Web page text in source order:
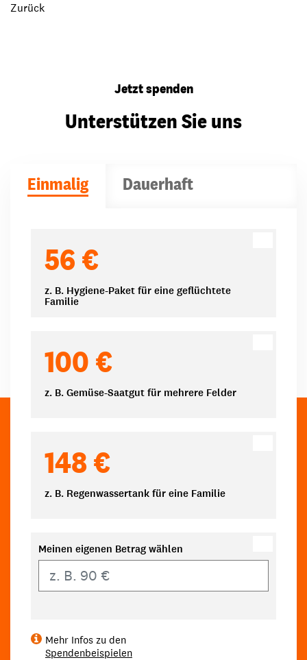
Zurück
Jetzt spenden
Unterstützen Sie uns
Einmalig Dauerhaft
56 €
z. B. Hygiene-Paket für eine geflüchtete
Familie
100 €
z. B. Gemüse-Saatgut für mehrere Felder
148 €
z. B. Regenwassertank für eine Familie
Meinen eigenen Betrag wählen
Mehr Infos zu den
Spendenbeispielen